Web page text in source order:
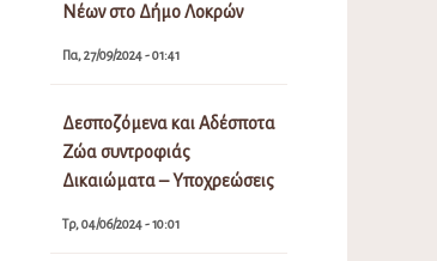
Νέων στο Δήμο Λοκρών
Πα, 27/09/2024 - 01:41
Δεσποζόμενα και Αδέσποτα
Ζώα συντροφιάς
Δικαιώματα – Υποχρεώσεις
Τρ, 04/06/2024 - 10:01